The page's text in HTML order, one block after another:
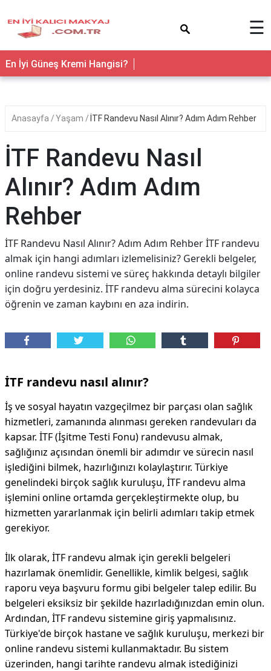
☰
En İyi Güneş Kremi Hangisi?
Anasayfa Yaşam İTF Randevu Nasıl Alınır? Adım Adım Rehber
İTF Randevu Nasıl
Alınır? Adım Adım
Rehber
İTF Randevu Nasıl Alınır? Adım Adım Rehber İTF randevu
almak için hangi adımları izlemelisiniz? Gerekli belgeler,
online randevu sistemi ve süreç hakkında detaylı bilgiler
için doğru yerdesiniz. İTF randevu alma sürecini kolayca
öğrenin ve zaman kaybını en aza indirin.
İTF randevu nasıl alınır?
İş ve sosyal hayatın vazgeçilmez bir parçası olan sağlık
hizmetleri, zamanında alınması gereken randevuları da
kapsar. İTF (İşitme Testi Fonu) randevusu almak,
sağlığınız açısından önemli bir adımdır ve sürecin nasıl
işlediğini bilmek, hazırlığınızı kolaylaştırır. Türkiye
genelindeki birçok sağlık kuruluşu, İTF randevu alma
işlemini online ortamda gerçekleştirmekte olup, bu
hizmetten yararlanmak için belirli adımları takip etmek
gerekiyor.
İlk olarak, İTF randevu almak için gerekli belgeleri
hazırlamak önemlidir. Genellikle, kimlik belgesi, sağlık
raporu veya başvuru formu gibi belgeler talep edilir. Bu
belgeleri eksiksiz bir şekilde hazırladığınızdan emin olun.
Ardından, İTF randevu sistemine giriş yapmalısınız.
Türkiye'de birçok hastane ve sağlık kuruluşu, merkezi bir
online randevu sistemi kullanmaktadır. Bu sistem
üzerinden, hangi tarihte randevu almak istediğinizi